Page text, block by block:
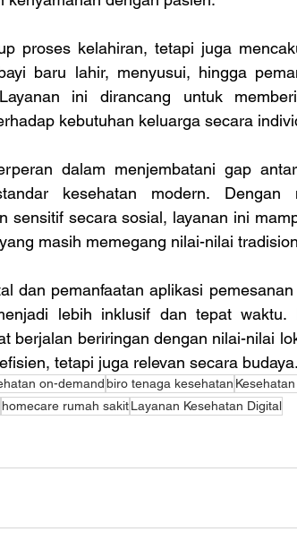
proses kelahiran, tetapi juga
baru lahir, menyusui, hingga
ini dirancang untuk
kebutuhan keluarga secara
dalam menjembatani gap
kesehatan modern. Dengan
sensitif secara sosial, layanan ini
masih memegang nilai-nilai
dan pemanfaatan aplikasi
lebih inklusif dan tepat waktu.
berjalan beriringan dengan nilai-nilai
tetapi juga relevan secara budaya.
on-demandbiro tenaga kesehatan
homecare rumah sakitLayanan Kesehatan Digital